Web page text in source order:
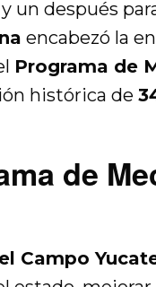
un después
encabezó la
Programa de
histórica de
de
Campo